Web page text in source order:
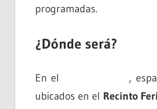
programadas.
¿Dónde será?
En el
,
ubicados en el Recinto